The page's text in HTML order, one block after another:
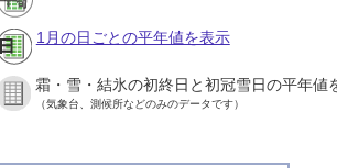
1月の日ごとの平年値を表示
霜・雪・結氷の初終日と初冠雪日の平年値
（気象台、測候所などのみのデータです）